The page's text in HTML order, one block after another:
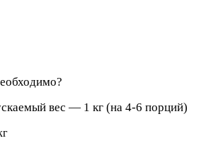
вес — 1 кг (на 4-6 порций)